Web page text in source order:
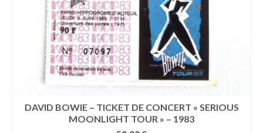
DAVID BOWIE – TICKET DE CONCERT « SERIOUS
MOONLIGHT TOUR » – 1983